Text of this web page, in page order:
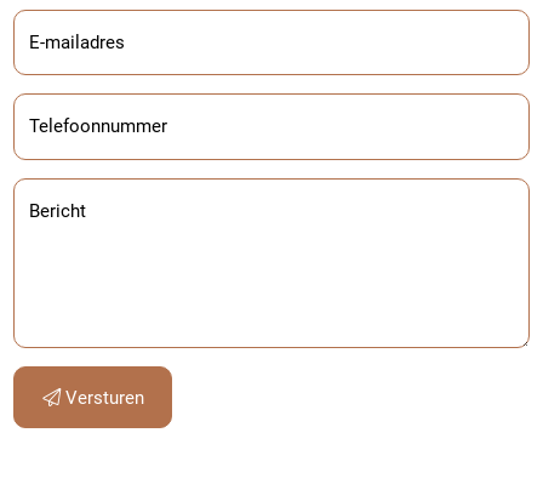
E-mailadres
Telefoonnummer
Bericht
Versturen